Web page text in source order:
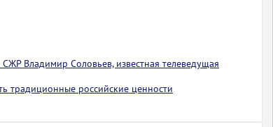
СЖР Владимир Соловьев, известная телеведущая
традиционные российские ценности